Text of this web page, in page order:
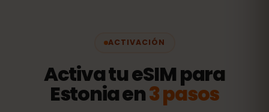
ACTIVACIÓN
Activa tu eSIM para
Estonia en3 pasos